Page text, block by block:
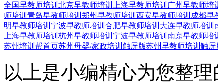
全国早教师培训 北京早教师培训 上海早教师培训 广州早教师培
师培训 青岛早教师培训 郑州早教师培训 西安早教师培训 成都早
明早教师培训 宁波早教师培训 合肥早教师培训 大连早教师培训
上海早教师培训 杭州早教师培训 宁波早教师培训 南京早教师培
苏州培训帮首页苏州母婴/家政培训触屏版苏州早教师培训触屏
以上是小编精心为您整